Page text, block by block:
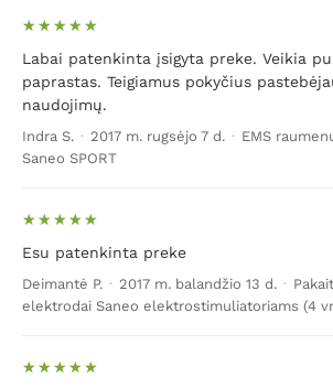
Labai patenkinta įsigyta preke. Veikia
paprastas. Teigiamus pokyčius
naudojimų.
Indra S. · 2017 m. rugsėjo 7 d. · EMS
Saneo SPORT
Esu patenkinta preke
Deimantė P. · 2017 m. balandžio 13 d. ·
elektrodai Saneo elektrostimuliatoriams (4